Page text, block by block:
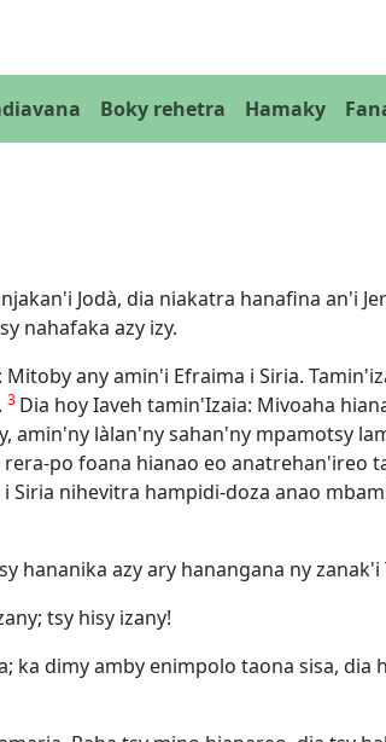
Boky rehetra Hamaky
Jodà, dia niakatra hanafina an'i
nahafaka azy izy.
any amin'i Efraima i Siria.
3 Dia hoy Iaveh tamin'Izaia: Mivoaha
amin'ny làlan'ny sahan'ny mpamotsy
po foana hianao eo anatrehan'ireo
Siria nihevitra hampidi-doza anao
hananika azy ary hanangana ny
tsy hisy izany!
ka dimy amby enimpolo taona sisa,